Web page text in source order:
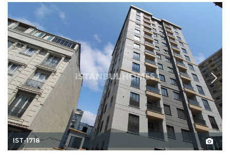
IST-1718